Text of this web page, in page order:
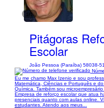
1/1
Pitágoras
Escolar
João Pessoa (Paraíba) 58038-
Eu me chamo Max Izenio e sou
Matemática, Ciências e Português e
Química. Também sou
Empresa de reforço escolar que atua
presenciais quanto com aulas online.
estudantes. Atendo aos meus...